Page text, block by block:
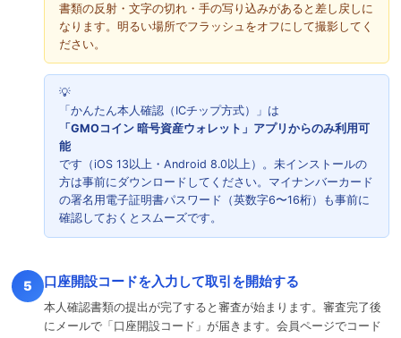
書類の反射・文字の切れ・手の写り込みがあると差し戻しに
なります。明るい場所でフラッシュをオフにして撮影してく
ださい。
「かんたん本人確認（ICチップ方式）」は
「GMOコイン 暗号資産ウォレット」アプリからのみ利用可
能
です（iOS 13以上・Android 8.0以上）。未インストールの
方は事前にダウンロードしてください。マイナンバーカード
の署名用電子証明書パスワード（英数字6〜16桁）も事前に
確認しておくとスムーズです。
5 口座開設コードを入力して取引を開始する
本人確認書類の提出が完了すると審査が始まります。審査完了後
にメールで「口座開設コード」が届きます。会員ページでコード